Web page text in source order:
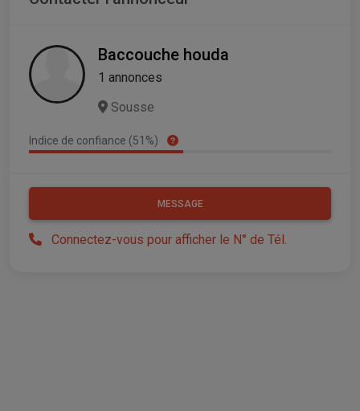
Baccouche houda
1 annonces
Sousse
Indice de confiance (51%)
MESSAGE
Connectez-vous pour afficher le N° de Tél.